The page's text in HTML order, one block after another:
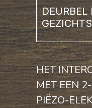
HET
MET EEN
PIËZO-